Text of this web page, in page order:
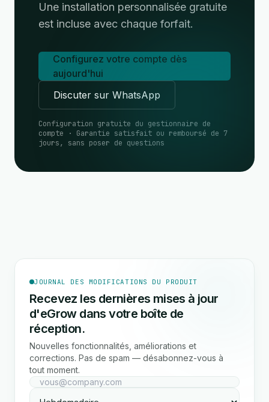
Une installation personnalisée gratuite
est incluse avec chaque forfait.
Configurez votre compte dès
aujourd'hui
Discuter sur WhatsApp
Configuration gratuite du gestionnaire de
compte · Garantie satisfait ou remboursé de 7
jours, sans poser de questions
JOURNAL DES MODIFICATIONS DU PRODUIT
Recevez les dernières mises à jour
d'eGrow dans votre boîte de
réception.
Nouvelles fonctionnalités, améliorations et
corrections. Pas de spam — désabonnez-vous à
tout moment.